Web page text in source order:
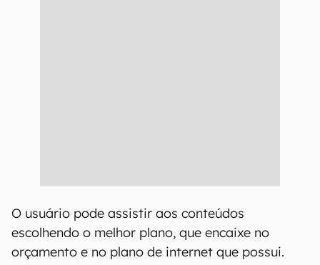
O usuário pode assistir aos conteúdos
escolhendo o melhor plano, que encaixe no
orçamento e no plano de internet que possui.